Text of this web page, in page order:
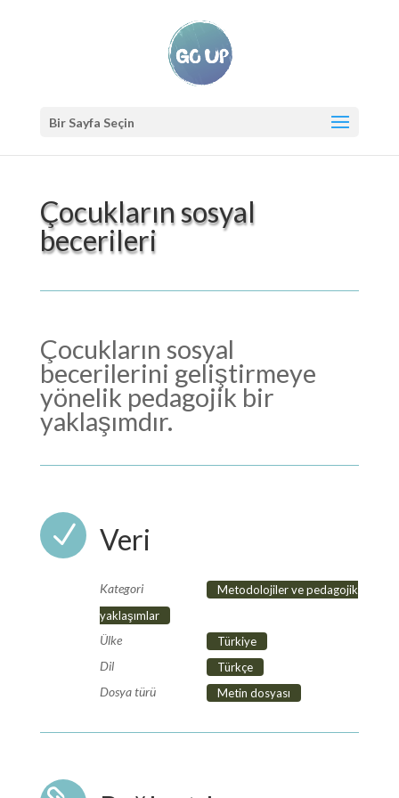
Bir Sayfa Seçin
Çocukların sosyal
becerileri
Çocukların sosyal
becerilerini geliştirmeye
yönelik pedagojik bir
yaklaşımdır.
N Veri
Kategori
Metodolojiler ve pedagojik
yaklaşımlar
Ülke Türkiye
Dil Türkçe
Dosya türü Metin dosyası